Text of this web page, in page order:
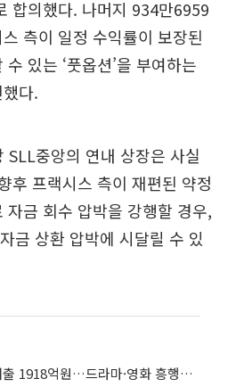
합의했다. 나머지 934만6959
측이 일정 수익률이 보장된
있는 ‘풋옵션’을 부여하는
다.
SLL중앙의 연내 상장은 사실
후 프랙시스 측이 재편된 약정
자금 회수 압박을 강행할 경우,
금 상환 압박에 시달릴 수 있
콘텐트리중앙, 1분기 매출 1918억원…드라마·영화 흥행에 실적 개선